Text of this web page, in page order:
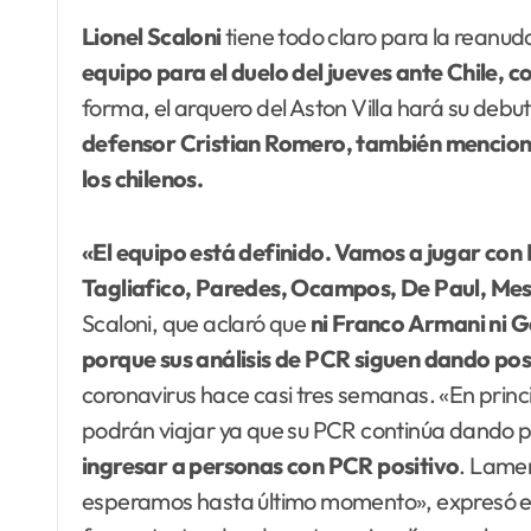
Lionel Scalonitiene todo claro para la
equipo para el duelo del jueves ante Chile,
forma, el arquero del Aston Villa hará su
defensor Cristian Romero, también
los chilenos.
«El equipo está definido. Vamos a jugar
Tagliafico, Paredes, Ocampos, De Paul,
Scaloni, que aclaró que ni Franco Armani ni
porque sus análisis de PCR siguen dando
coronavirus hace casi tres semanas. «En
podrán viajar ya que su PCR continúa dando
ingresar a personas con PCR positivo.
esperamos hasta último momento», expresó